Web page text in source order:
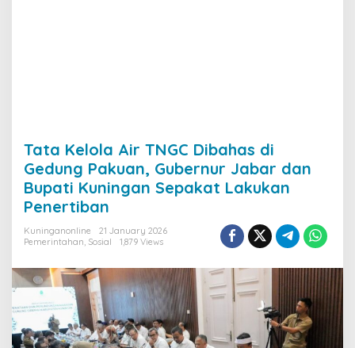
Tata Kelola Air TNGC Dibahas di
Gedung Pakuan, Gubernur Jabar dan
Bupati Kuningan Sepakat Lakukan
Penertiban
Kuninganonline
21 January 2026
Pemerintahan, Sosial 1,879 Views